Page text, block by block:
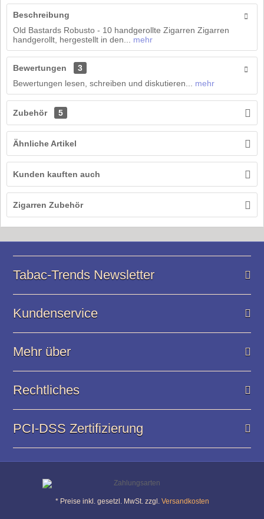
Beschreibung
Old Bastards Robusto - 10 handgerollte Zigarren Zigarren
handgerollt, hergestellt in den...
mehr
Bewertungen
3
Bewertungen lesen, schreiben und diskutieren...
mehr
Zubehör 5
Ähnliche Artikel
Kunden kauften auch
Zigarren Zubehör
Tabac-Trends Newsletter
Kundenservice
Mehr über
Rechtliches
PCI-DSS Zertifizierung
* Preise inkl. gesetzl. MwSt. zzgl. Versandkosten